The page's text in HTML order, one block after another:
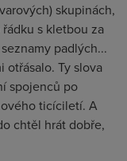
skupinách,
s kletbou za
padlých...
otřásalo. Ty slova
spojenců po
ticíciletí. A
chtěl hrát dobře,